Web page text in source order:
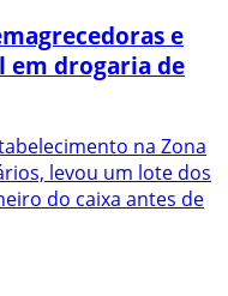
e
em drogaria de
na Zona
levou um lote dos
do caixa antes de